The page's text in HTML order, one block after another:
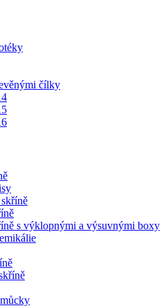
čílky
s výklopnými a výsuvnými boxy